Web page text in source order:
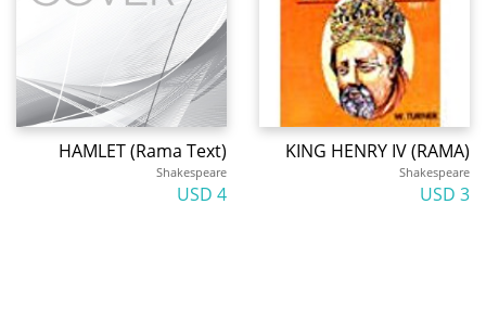
KING HENRY IV (RAMA)
Shakespeare
3 USD
HAMLET (Rama Text)
Shakespeare
4 USD